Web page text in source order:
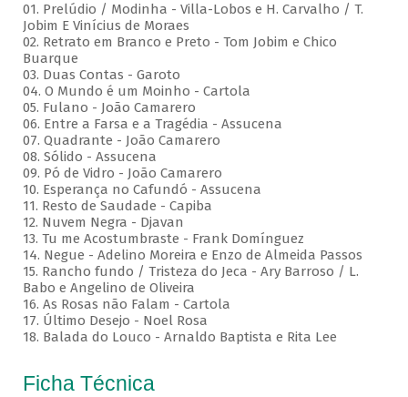
01. Prelúdio / Modinha - Villa-Lobos e H. Carvalho / T.
Jobim E Vinícius de Moraes
02. Retrato em Branco e Preto - Tom Jobim e Chico
Buarque
03. Duas Contas - Garoto
04. O Mundo é um Moinho - Cartola
05. Fulano - João Camarero
06. Entre a Farsa e a Tragédia - Assucena
07. Quadrante - João Camarero
08. Sólido - Assucena
09. Pó de Vidro - João Camarero
10. Esperança no Cafundó - Assucena
11. Resto de Saudade - Capiba
12. Nuvem Negra - Djavan
13. Tu me Acostumbraste - Frank Domínguez
14. Negue - Adelino Moreira e Enzo de Almeida Passos
15. Rancho fundo / Tristeza do Jeca - Ary Barroso / L.
Babo e Angelino de Oliveira
16. As Rosas não Falam - Cartola
17. Último Desejo - Noel Rosa
18. Balada do Louco - Arnaldo Baptista e Rita Lee
Ficha Técnica